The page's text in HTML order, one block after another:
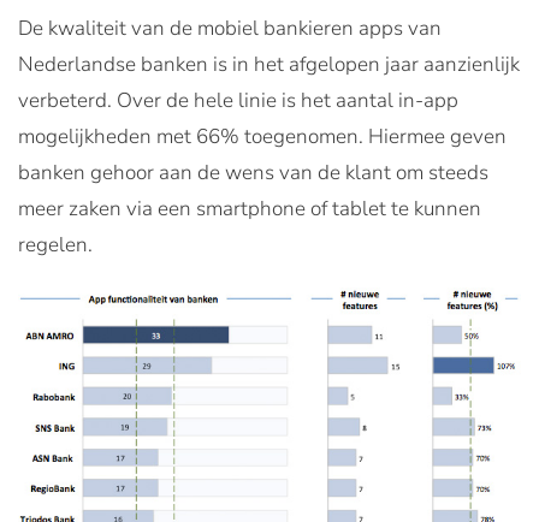
De kwaliteit van de mobiel bankieren apps van
Nederlandse banken is in het afgelopen jaar aanzienlijk
verbeterd. Over de hele linie is het aantal in-app
mogelijkheden met 66% toegenomen. Hiermee geven
banken gehoor aan de wens van de klant om steeds
meer zaken via een smartphone of tablet te kunnen
regelen.